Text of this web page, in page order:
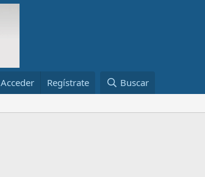
Acceder Regístrate Buscar